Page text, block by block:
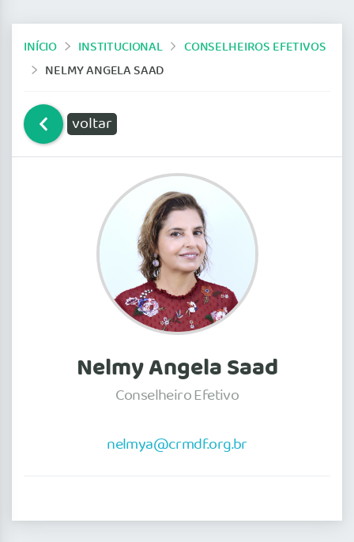
INÍCIO INSTITUCIONAL
CONSELHEIROS EFETIVOS
NELMY ANGELA SAAD
voltar
Nelmy Angela Saad
Conselheiro Efetivo
nelmya@crmdf.org.br